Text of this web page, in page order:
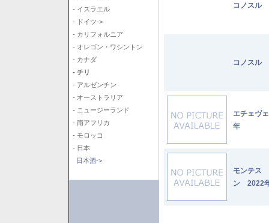
- イスラエル
- ドイツ->
- カリフォルニア
- オレゴン・ワシントン
- カナダ
- チリ
- アルゼンチン
- オーストラリア
- ニュージーランド
- 南アフリカ
- モロッコ
- 日本
日本酒->
コノスル
コノスル
エチェヴ
年
モンテス
ン 2022